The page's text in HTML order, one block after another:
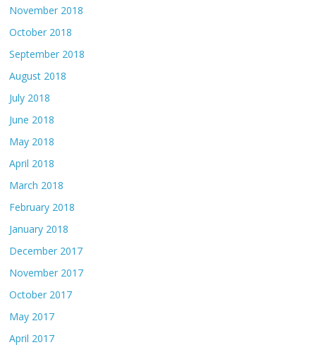
November 2018
October 2018
September 2018
August 2018
July 2018
June 2018
May 2018
April 2018
March 2018
February 2018
January 2018
December 2017
November 2017
October 2017
May 2017
April 2017